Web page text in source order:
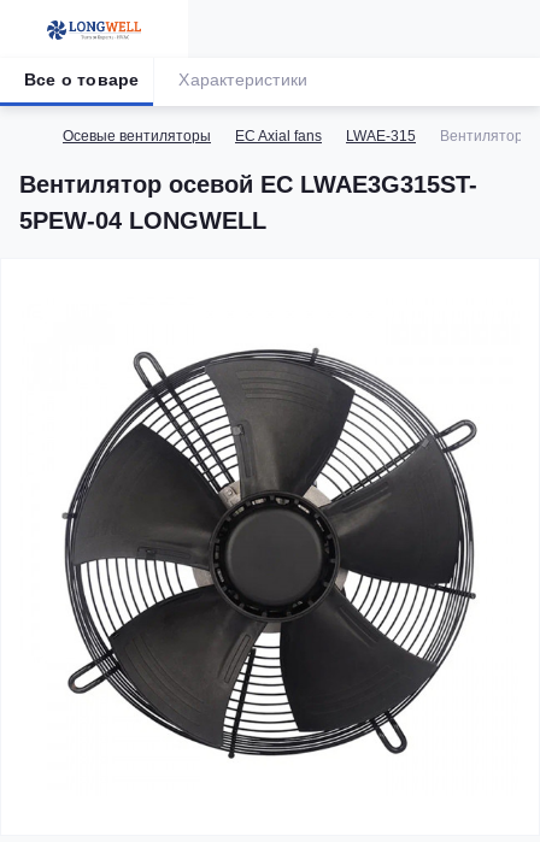
Осевые вентиляторы EC Axial fans LWAE-315 Вентилятор
Вентилятор осевой EC LWAE3G315ST-
5PEW-04 LONGWELL
Все о товаре Характеристики